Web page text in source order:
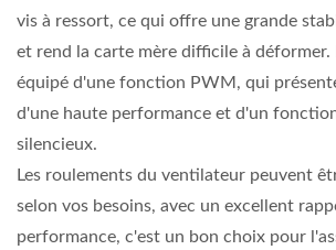
vis à ressort, ce qui offre une grande
et rend la carte mère difficile à déformer.
équipé d'une fonction PWM, qui
d'une haute performance et d'un
silencieux.
Les roulements du ventilateur peuvent
selon vos besoins, avec un excellent
performance, c'est un bon choix pour